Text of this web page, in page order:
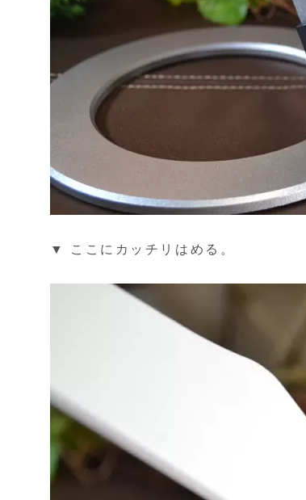
▼ ここにカッチリはめる。